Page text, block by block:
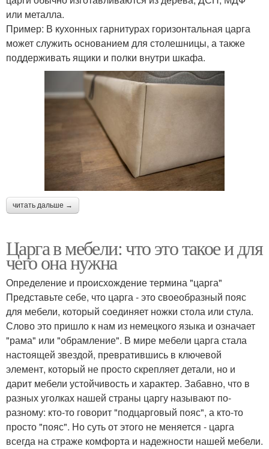
или металла.
Пример: В кухонных гарнитурах горизонтальная царга
может служить основанием для столешницы, а также
поддерживать ящики и полки внутри шкафа.
читать дальше →
Царга в мебели: что это такое и для
чего она нужна
Определение и происхождение термина "царга"
Представьте себе, что царга - это своеобразный пояс
для мебели, который соединяет ножки стола или стула.
Слово это пришло к нам из немецкого языка и означает
"рама" или "обрамление". В мире мебели царга стала
настоящей звездой, превратившись в ключевой
элемент, который не просто скрепляет детали, но и
дарит мебели устойчивость и характер. Забавно, что в
разных уголках нашей страны царгу называют по-
разному: кто-то говорит "подцарговый пояс", а кто-то
просто "пояс". Но суть от этого не меняется - царга
всегда на страже комфорта и надежности нашей мебели.